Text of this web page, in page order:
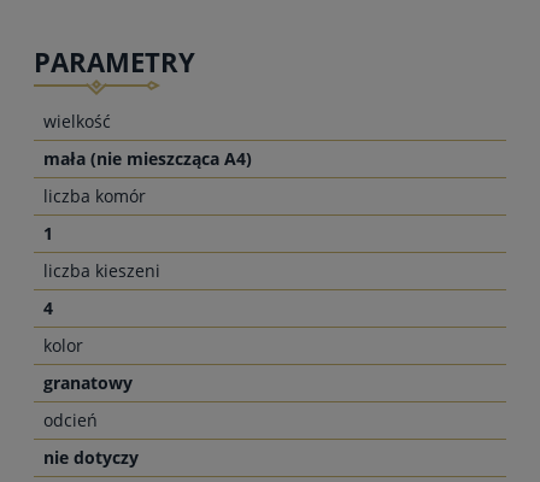
PARAMETRY
wielkość
mała (nie mieszcząca A4)
liczba komór
1
liczba kieszeni
4
kolor
granatowy
odcień
nie dotyczy